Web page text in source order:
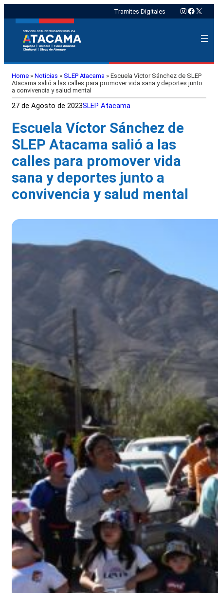
Tramites Digitales Instagram
X
Home » Noticias » SLEP Atacama » Escuela Víctor Sánchez de SLEP
Atacama salió a las calles para promover vida sana y deportes junto
a convivencia y salud mental
27 de Agosto de 2023SLEP Atacama
Escuela Víctor Sánchez de
SLEP Atacama salió a las
calles para promover vida
sana y deportes junto a
convivencia y salud mental